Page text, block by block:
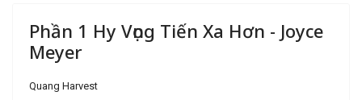
Phần 1 Hy Vọng Tiến Xa Hơn - Joyce
Meyer
Quang Harvest